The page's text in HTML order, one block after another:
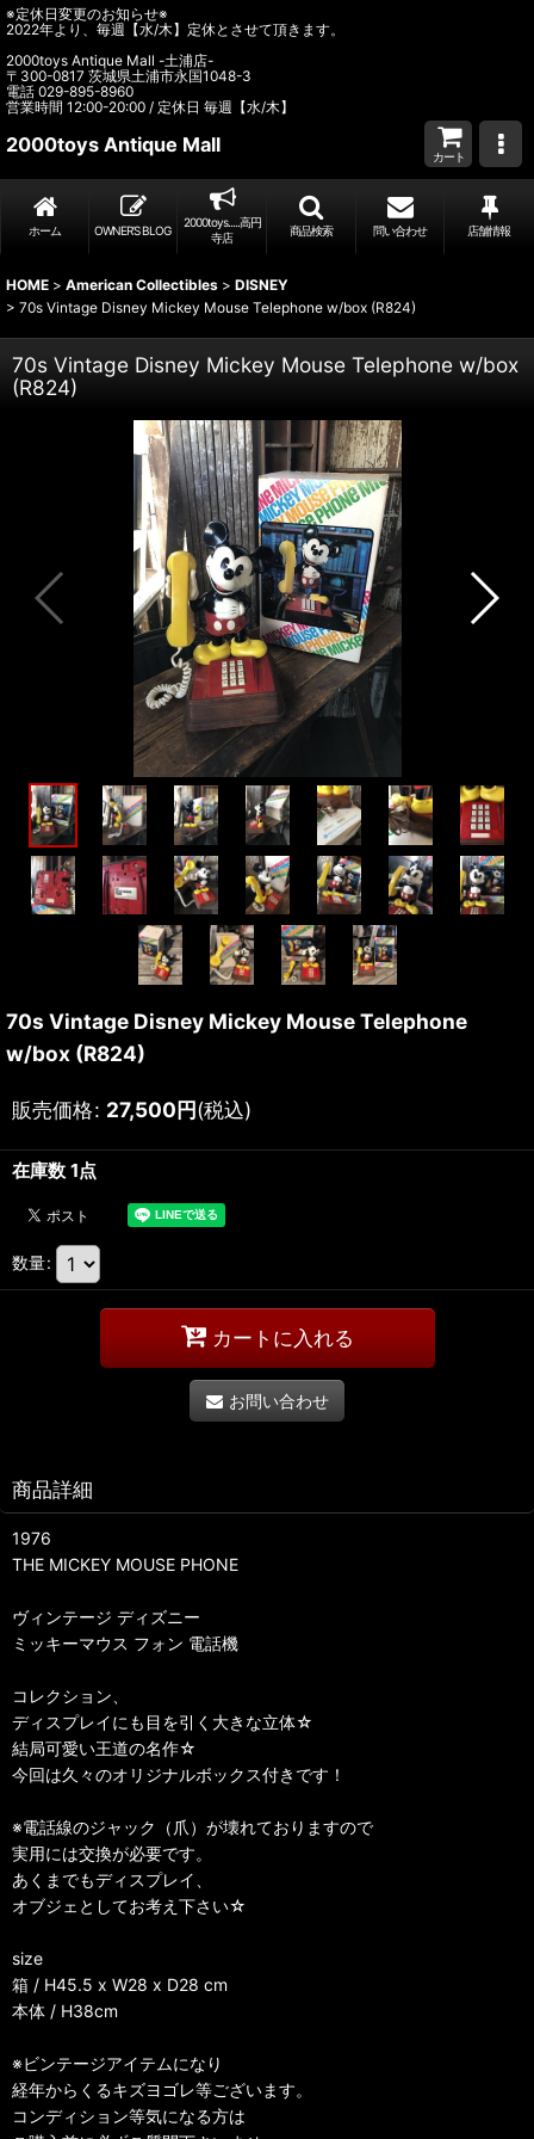
※定休日変更のお知らせ※
2022年より、毎週【水/木】定休とさせて頂きます。
2000toys Antique Mall -土浦店-
〒300-0817 茨城県土浦市永国1048-3
電話 029-895-8960
営業時間 12:00-20:00 / 定休日 毎週【水/木】
2000toys Antique Mall
カート
ホーム OWNER’S BLOG
2000toys.....高円
寺店
商品検索 問い合わせ 店舗情報
HOME > American Collectibles > DISNEY
> 70s Vintage Disney Mickey Mouse Telephone w/box (R824)
70s Vintage Disney Mickey Mouse Telephone w/box
(R824)
70s Vintage Disney Mickey Mouse Telephone
w/box (R824)
販売価格: 27,500円(税込)
在庫数 1点
数量:
カートに入れる
お問い合わせ
商品詳細
1976
THE MICKEY MOUSE PHONE
ヴィンテージ ディズニー
ミッキーマウス フォン 電話機
コレクション、
ディスプレイにも目を引く大きな立体☆
結局可愛い王道の名作☆
今回は久々のオリジナルボックス付きです！
※電話線のジャック（爪）が壊れておりますので
実用には交換が必要です。
あくまでもディスプレイ、
オブジェとしてお考え下さい☆
size
箱 / H45.5 x W28 x D28 cm
本体 / H38cm
※ビンテージアイテムになり
経年からくるキズヨゴレ等ございます。
コンディション等気になる方は